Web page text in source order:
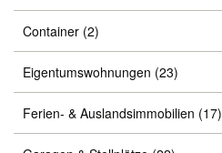
Container (2)
Eigentumswohnungen (23)
Ferien- & Auslandsimmobilien (17)